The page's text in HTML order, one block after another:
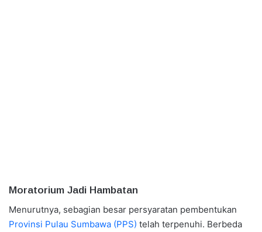
Moratorium Jadi Hambatan
Menurutnya, sebagian besar persyaratan pembentukan
Provinsi Pulau Sumbawa (PPS) telah terpenuhi. Berbeda